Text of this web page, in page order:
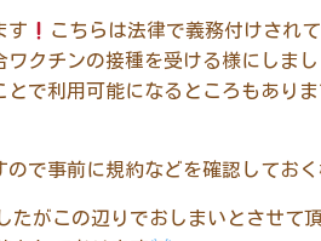
す
こちらは法律で義務付けされ
クチンの接種を受ける様にしまし
で利用可能になるところもあり
で事前に規約などを確認してお
たがこの辺りでおしまいとさせて